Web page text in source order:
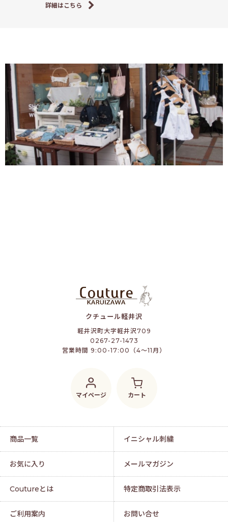
詳細はこちら
クチュール軽井沢
軽井沢町大字軽井沢709
0267-27-1473
営業時間 9:00-17:00（4～11月）
マイページ カート
商品一覧 イニシャル刺繍
お気に入り メールマガジン
Coutureとは 特定商取引法表示
ご利用案内 お問い合せ